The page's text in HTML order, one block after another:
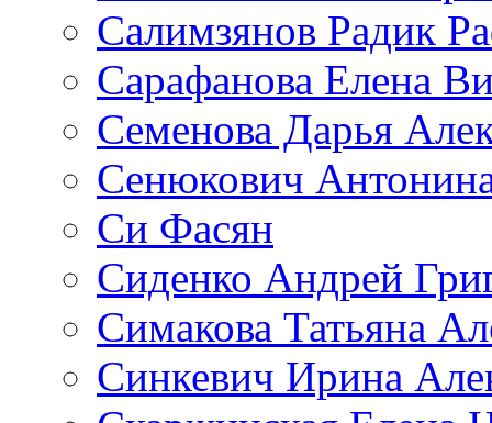
Салимзянов Радик
Сарафанова Елена
Семенова Дарья
Сенюкович
Си Фасян
Сиденко Андрей
Симакова Татьяна
Синкевич Ирина